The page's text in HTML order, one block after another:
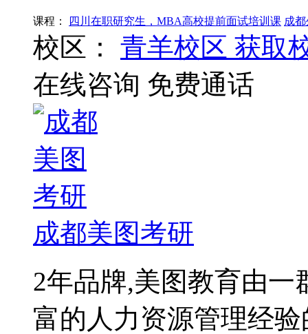
课程： 四川在职研究生，MBA高校提前面试培训课 成
校区： 青羊校区 获取
在线咨询 免费通话
成都美图考研
2年品牌,美图教育由
富的人力资源管理经